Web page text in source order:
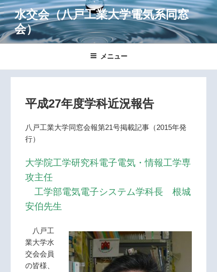
コ
ン
テ
ン
水交会（八戸工業大学電気系同窓
会）
メニュー
平成27年度学科近況報告
八戸工業大学同窓会報第21号掲載記事（2015年発
行）
大学院工学研究科電子電気・情報工学専
攻主任
工学部電気電子システム学科長 根城
安伯先生
八戸工
業大学水
交会会員
の皆様、